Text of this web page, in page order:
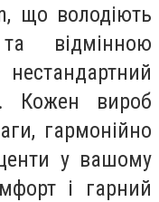
що володіють
відмінною
Кожен вироб
гармонійно
у вашому
і гарний